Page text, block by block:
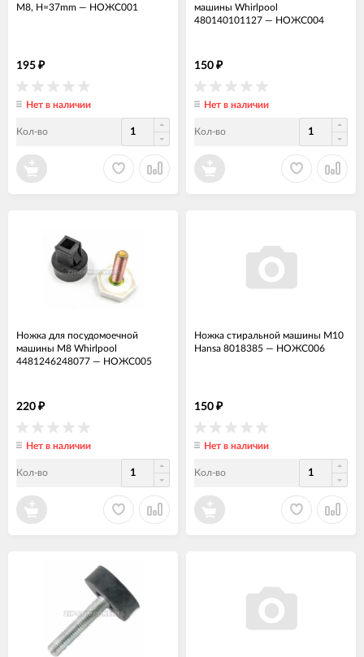
M8, H=37mm — НОЖС001
195 ₽
Нет в наличии
Кол-во
машины Whirlpool
480140101127 — НОЖС004
150 ₽
Нет в наличии
Кол-во
Ножка для посудомоечной
машины М8 Whirlpool
4481246248077 — НОЖС005
220 ₽
Нет в наличии
Кол-во
Ножка стиральной машины М10
Hansa 8018385 — НОЖС006
150 ₽
Нет в наличии
Кол-во